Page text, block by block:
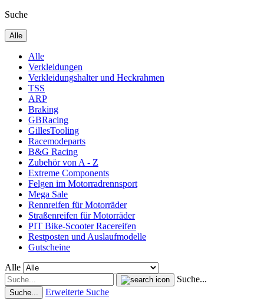
Suche
Alle
Alle
Verkleidungen
Verkleidungshalter und Heckrahmen
TSS
ARP
Braking
GBRacing
GillesTooling
Racemodeparts
B&G Racing
Zubehör von A - Z
Extreme Components
Felgen im Motorradrennsport
Mega Sale
Rennreifen für Motorräder
Straßenreifen für Motorräder
PIT Bike-Scooter Racereifen
Restposten und Auslaufmodelle
Gutscheine
Alle
Suche...
Suche... Erweiterte Suche